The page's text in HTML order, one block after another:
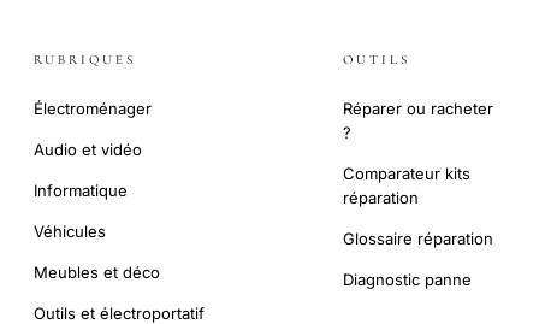
RUBRIQUES
Électroménager
Audio et vidéo
Informatique
Véhicules
Meubles et déco
Outils et électroportatif
OUTILS
Réparer ou racheter
?
Comparateur kits
réparation
Glossaire réparation
Diagnostic panne